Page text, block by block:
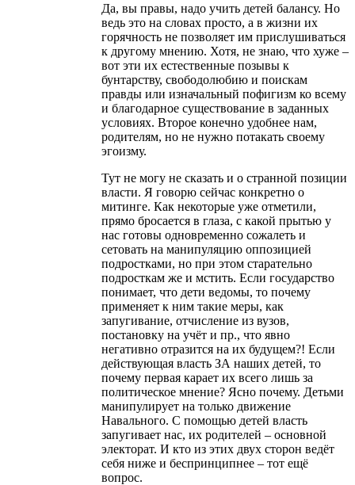
Да, вы правы, надо учить детей балансу. Но
ведь это на словах просто, а в жизни их
горячность не позволяет им прислушиваться
к другому мнению. Хотя, не знаю, что хуже –
вот эти их естественные позывы к
бунтарству, свободолюбию и поискам
правды или изначальный пофигизм ко всему
и благодарное существование в заданных
условиях. Второе конечно удобнее нам,
родителям, но не нужно потакать своему
эгоизму.
Тут не могу не сказать и о странной позиции
власти. Я говорю сейчас конкретно о
митинге. Как некоторые уже отметили,
прямо бросается в глаза, с какой прытью у
нас готовы одновременно сожалеть и
сетовать на манипуляцию оппозицией
подростками, но при этом старательно
подросткам же и мстить. Если государство
понимает, что дети ведомы, то почему
применяет к ним такие меры, как
запугивание, отчисление из вузов,
постановку на учёт и пр., что явно
негативно отразится на их будущем?! Если
действующая власть ЗА наших детей, то
почему первая карает их всего лишь за
политическое мнение? Ясно почему. Детьми
манипулирует на только движение
Навального. С помощью детей власть
запугивает нас, их родителей – основной
электорат. И кто из этих двух сторон ведёт
себя ниже и беспринципнее – тот ещё
вопрос.